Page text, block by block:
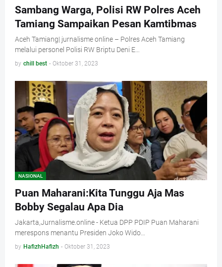
Sambang Warga, Polisi RW Polres Aceh
Tamiang Sampaikan Pesan Kamtibmas
Aceh Tamiang| jurnalisme online – Polres Aceh Tamiang
melalui personel Polisi RW Briptu Deni E…
by chill best - Oktober 31, 2023
NASIONAL
Puan Maharani:Kita Tunggu Aja Mas
Bobby Segalau Apa Dia
Jakarta,Jurnalisme.online - Ketua DPP PDIP Puan Maharani
merespons menantu Presiden Joko Wido…
by HafizhHafizh - Oktober 31, 2023